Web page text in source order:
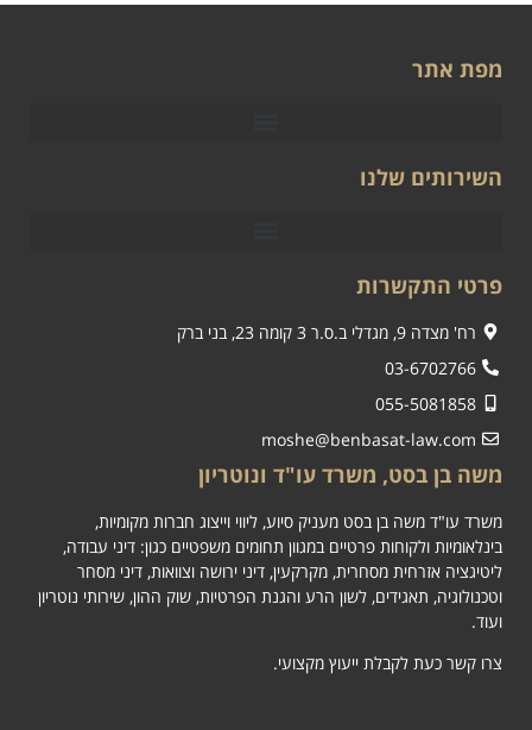
מפת אתר
השירותים שלנו
פרטי התקשרות
רח' מצדה 9, מגדלי ב.ס.ר 3 קומה 23, בני ברק
03-6702766
055-5081858
moshe@benbasat-law.com
משה בן בסט, משרד עו"ד ונוטריון
משרד עו"ד משה בן בסט מעניק סיוע, ליווי וייצוג חברות מקומיות,
בינלאומיות ולקוחות פרטיים במגוון תחומים משפטיים כגון: דיני עבודה,
ליטיגציה אזרחית מסחרית, מקרקעין, דיני ירושה וצוואות, דיני מסחר
וטכנולוגיה, תאגידים, לשון הרע והגנת הפרטיות, שוק ההון, שירותי נוטריון
ועוד.
צרו קשר כעת לקבלת ייעוץ מקצועי.